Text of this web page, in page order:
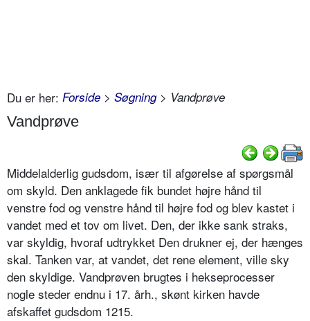
Du er her: Forside > Søgning> Vandprøve
Vandprøve
Middelalderlig gudsdom, især til afgørelse af spørgsmål
om skyld. Den anklagede fik bundet højre hånd til
venstre fod og venstre hånd til højre fod og blev kastet i
vandet med et tov om livet. Den, der ikke sank straks,
var skyldig, hvoraf udtrykket Den drukner ej, der hænges
skal. Tanken var, at vandet, det rene element, ville sky
den skyldige. Vandprøven brugtes i hekseprocesser
nogle steder endnu i 17. årh., skønt kirken havde
afskaffet gudsdom 1215.